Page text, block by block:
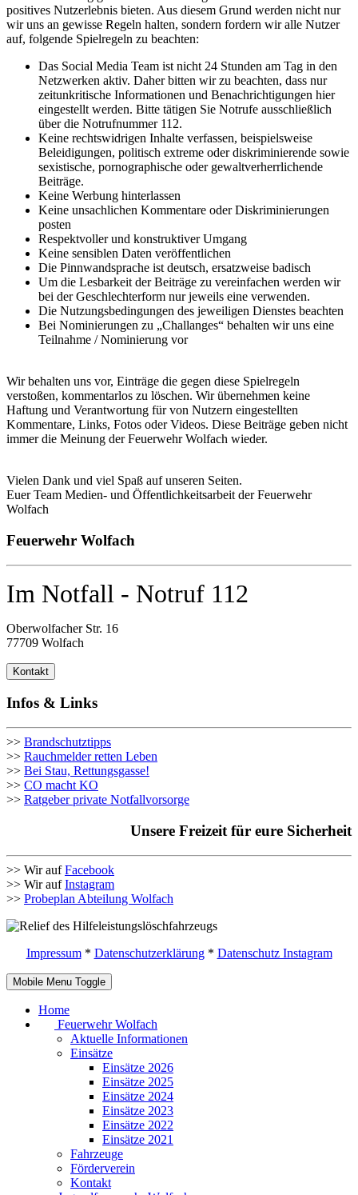
positives Nutzerlebnis bieten. Aus diesem Grund werden nicht nur
wir uns an gewisse Regeln halten, sondern fordern wir alle Nutzer
auf, folgende Spielregeln zu beachten:
Das Social Media Team ist nicht 24 Stunden am Tag in den
Netzwerken aktiv. Daher bitten wir zu beachten, dass nur
zeitunkritische Informationen und Benachrichtigungen hier
eingestellt werden. Bitte tätigen Sie Notrufe ausschließlich
über die Notrufnummer 112.
Keine rechtswidrigen Inhalte verfassen, beispielsweise
Beleidigungen, politisch extreme oder diskriminierende sowie
sexistische, pornographische oder gewaltverherrlichende
Beiträge.
Keine Werbung hinterlassen
Keine unsachlichen Kommentare oder Diskriminierungen
posten
Respektvoller und konstruktiver Umgang
Keine sensiblen Daten veröffentlichen
Die Pinnwandsprache ist deutsch, ersatzweise badisch
Um die Lesbarkeit der Beiträge zu vereinfachen werden wir
bei der Geschlechterform nur jeweils eine verwenden.
Die Nutzungsbedingungen des jeweiligen Dienstes beachten
Bei Nominierungen zu „Challanges“ behalten wir uns eine
Teilnahme / Nominierung vor
Wir behalten uns vor, Einträge die gegen diese Spielregeln
verstoßen, kommentarlos zu löschen. Wir übernehmen keine
Haftung und Verantwortung für von Nutzern eingestellten
Kommentare, Links, Fotos oder Videos. Diese Beiträge geben nicht
immer die Meinung der Feuerwehr Wolfach wieder.
Vielen Dank und viel Spaß auf unseren Seiten.
Euer Team Medien- und Öffentlichkeitsarbeit der Feuerwehr
Wolfach
Feuerwehr Wolfach
Im Notfall - Notruf 112
Oberwolfacher Str. 16
77709 Wolfach
Kontakt
Infos & Links
>> Brandschutztipps
>> Rauchmelder retten Leben
>> Bei Stau, Rettungsgasse!
>> CO macht KO
>> Ratgeber private Notfallvorsorge
Unsere Freizeit für eure Sicherheit
>> Wir aufFacebook
>> Wir aufInstagram
>> Probeplan Abteilung Wolfach
Impressum* Datenschutzerklärung* Datenschutz Instagram
Mobile Menu Toggle
Home
Feuerwehr Wolfach
Aktuelle Informationen
Einsätze
Einsätze 2026
Einsätze 2025
Einsätze 2024
Einsätze 2023
Einsätze 2022
Einsätze 2021
Fahrzeuge
Förderverein
Kontakt